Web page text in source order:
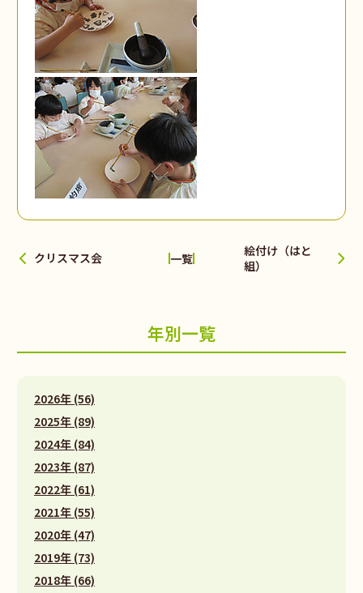
クリスマス会 一覧
絵付け（はと
組）
年別一覧
2026年 (56)
2025年 (89)
2024年 (84)
2023年 (87)
2022年 (61)
2021年 (55)
2020年 (47)
2019年 (73)
2018年 (66)